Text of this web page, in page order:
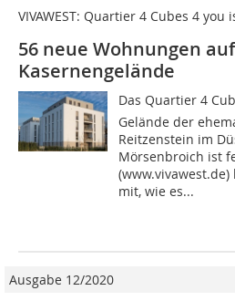
VIVAWEST: Quartier 4 Cubes 4
56 neue Wohnungen
Kasernengelände
Das Quartier 4
Gelände der
Reitzenstein im
Mörsenbroich ist
mit, wie es...
Ausgabe 12/2020